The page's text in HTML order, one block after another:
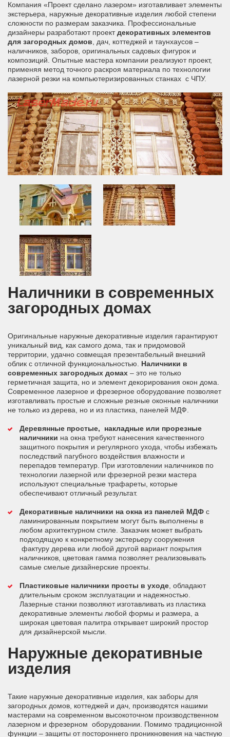
Компания «Проект сделано лазером» изготавливает элементы
экстерьера, наружные декоративные изделия любой степени
сложности по размерам заказчика. Профессиональные
дизайнеры разработают проектдекоративных элементов
для загородных домов , дач, коттеджей и таунхаусов –
наличников, заборов, оригинальных садовых фигурок и
композиций. Опытные мастера компании реализуют проект,
применяя метод точного раскроя материала по технологии
лазерной резки на компьютеризированных станках с ЧПУ.
Наличники в современных
загородных домах
Оригинальные наружные декоративные изделия гарантируют
уникальный вид, как самого дома, так и придомовой
территории, удачно совмещая презентабельный внешний
облик с отличной функциональностью. Наличники в
современных загородных домах – это не только
герметичная защита, но и элемент декорирования окон дома.
Современное лазерное и фрезерное оборудование позволяет
изготавливать простые и сложные резные оконные наличники
не только из дерева, но и из пластика, панелей МДФ.
Деревянные простые, накладные или прорезные
наличники на окна требуют нанесения качественного
защитного покрытия и регулярного ухода, чтобы избежать
последствий пагубного воздействия влажности и
перепадов температур. При изготовлении наличников по
технологии лазерной или фрезерной резки мастера
используют специальные трафареты, которые
обеспечивают отличный результат.
Декоративные наличники на окна из панелей МДФ с
ламинированным покрытием могут быть выполнены в
любом архитектурном стиле. Заказчик может выбрать
подходящую к конкретному экстерьеру сооружения
фактуру дерева или любой другой вариант покрытия
наличников, цветовая гамма позволяет реализовывать
самые смелые дизайнерские проекты.
Пластиковые наличники просты в уходе , обладают
длительным сроком эксплуатации и надежностью.
Лазерные станки позволяют изготавливать из пластика
декоративные элементы любой формы и размера, а
широкая цветовая палитра открывает широкий простор
для дизайнерской мысли.
Наружные декоративные
изделия
Такие наружные декоративные изделия, как заборы для
загородных домов, коттеджей и дач, производятся нашими
мастерами на современном высокоточном производственном
лазерном и фрезерном оборудовании. Помимо традиционной
функции – защиты от постороннего проникновения на частную